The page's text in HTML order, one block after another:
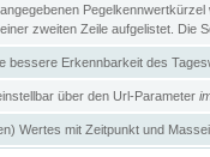
angegebenen
zweiten Zeile aufgelistet. Die
bessere Erkennbarkeit des
über den Url-Parameter
Wertes mit Zeitpunkt und